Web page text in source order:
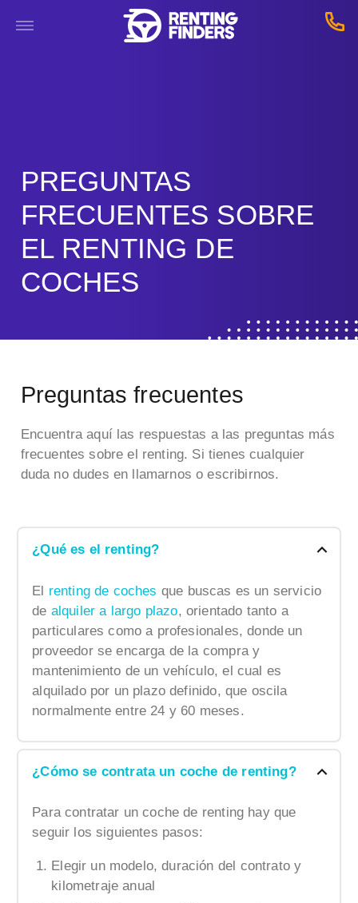
PREGUNTAS
FRECUENTES SOBRE
EL RENTING DE
COCHES
Preguntas frecuentes
Encuentra aquí las respuestas a las preguntas más
frecuentes sobre el renting. Si tienes cualquier
duda no dudes en llamarnos o escribirnos.
¿Qué es el renting?
El renting de coches que buscas es un servicio
de alquiler a largo plazo, orientado tanto a
particulares como a profesionales, donde un
proveedor se encarga de la compra y
mantenimiento de un vehículo, el cual es
alquilado por un plazo definido, que oscila
normalmente entre 24 y 60 meses.
¿Cómo se contrata un coche de renting?
Para contratar un coche de renting hay que
seguir los siguientes pasos:
Elegir un modelo, duración del contrato y
kilometraje anual